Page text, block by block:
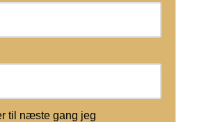
til næste gang jeg